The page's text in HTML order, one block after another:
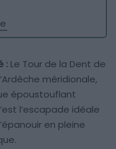
: Le Tour de la Dent de
méridionale,
époustouflant
l’escapade idéale
en pleine